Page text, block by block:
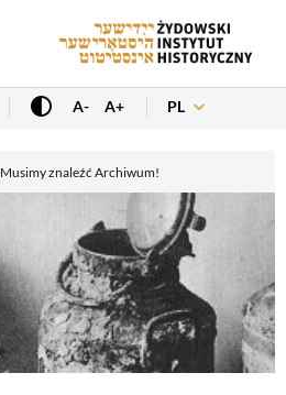
A- A+ PL
Musimy znaleźć Archiwum!